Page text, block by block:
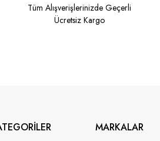
Tüm Alışverişlerinizde Geçerli
Ücretsiz Kargo
MARKALAR